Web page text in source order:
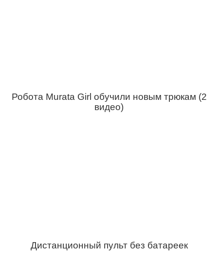
Робота Murata Girl обучили новым трюкам (2
видео)
Дистанционный пульт без батареек